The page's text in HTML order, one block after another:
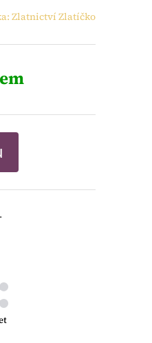
Zlatnictví Zlatíčko